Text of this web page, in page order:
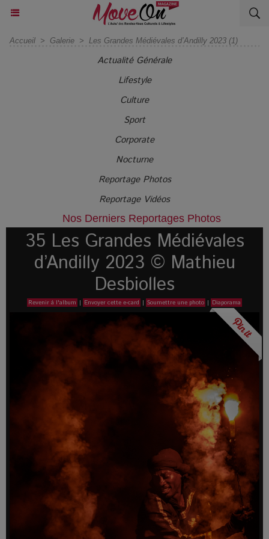
Accueil > Galerie > Les Grandes Médiévales d’Andilly 2023 (1)
Actualité Générale
Lifestyle
Culture
Sport
Corporate
Nocturne
Reportage Photos
Reportage Vidéos
Nos Derniers Reportages Photos
35 Les Grandes Médiévales
d’Andilly 2023 © Mathieu
Desbiolles
Revenir à l'album | Envoyer cette e-card | Soumettre une photo | Diaporama